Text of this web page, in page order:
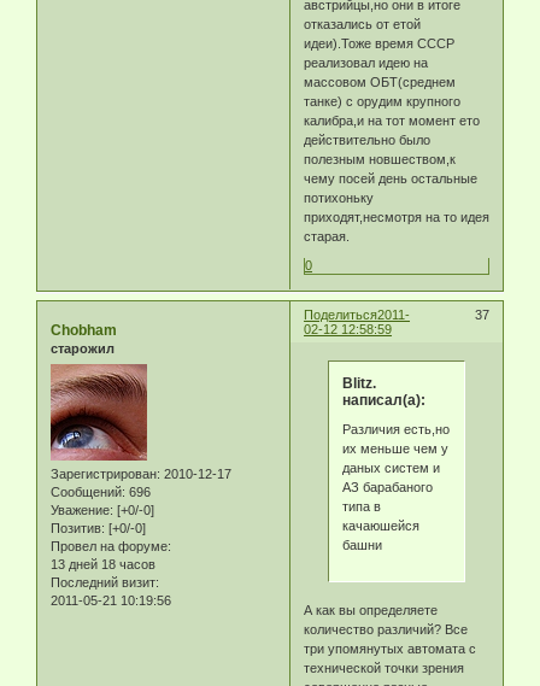
австрийцы,но они в итоге
отказались от етой
идеи).Тоже время СССР
реализовал идею на
массовом ОБТ(среднем
танке) с орудим крупного
калибра,и на тот момент ето
действительно было
полезным новшеством,к
чему посей день остальные
потихоньку
приходят,несмотря на то идея
старая.
0
Поделиться 37
2011-
02-12 12:58:59
Chobham
старожил
Зарегистрирован: 2010-12-17
Сообщений: 696
Уважение: [+0/-0]
Позитив: [+0/-0]
Провел на форуме:
13 дней 18 часов
Последний визит:
2011-05-21 10:19:56
Blitz.
написал(а):
Различия есть,но
их меньше чем у
даных систем и
АЗ барабаного
типа в
качаюшейся
башни
А как вы определяете
количество различий? Все
три упомянутых автомата с
технической точки зрения